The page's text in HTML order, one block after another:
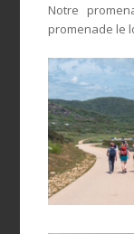
Notre
promenade le